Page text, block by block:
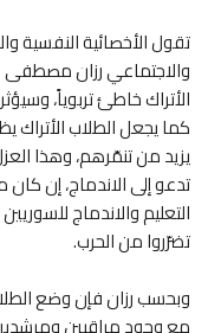
تقول الأخصائية النفسية
والاجتماعي رزان مصطفى
الأتراك خاطئ تربوياً،
كما يجعل الطلاب
يزيد من تنمّرهم، وهذا
تدعو إلى الاندماج، إن
التعليم والاندماج
تضرّروا من الحرب.
وبحسب رزان فإن وضع